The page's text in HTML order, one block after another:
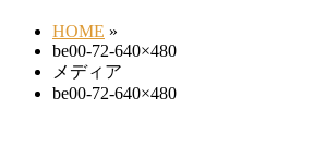
HOME »
be00-72-640×480
メディア
be00-72-640×480